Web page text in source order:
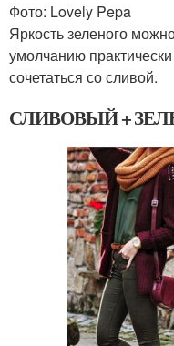
Фото: Lovely Pepa
Яркость зеленого
умолчанию
сочетаться со сливой.
СЛИВОВЫЙ +